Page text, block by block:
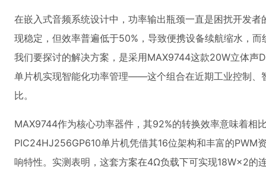
在嵌入式音频系统设计中，功率输出瓶颈一直是困扰开发
现稳定，但效率普遍低于50%，导致便携设备续航缩水，
我们要探讨的解决方案，是采用MAX9744这款20W立体声
单片机实现智能化功率管理——这个组合在近期工业控制、
比。
MAX9744作为核心功率器件，其92%的转换效率意味着相
PIC24HJ256GP610单片机凭借其16位架构和丰富的PWM
响特性。实测表明，这套方案在4Ω负载下可实现18W×2的